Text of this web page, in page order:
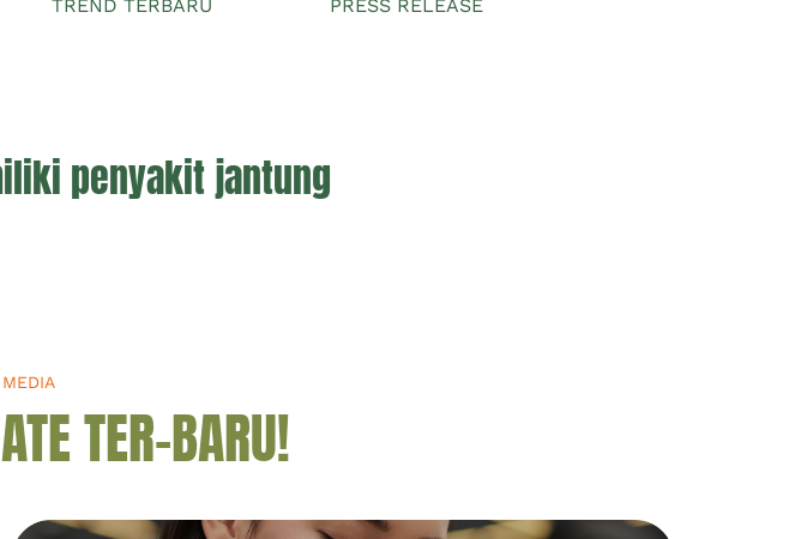
TREND TERBARU PRESS RELEASE
penyakit jantung
TER-BARU!